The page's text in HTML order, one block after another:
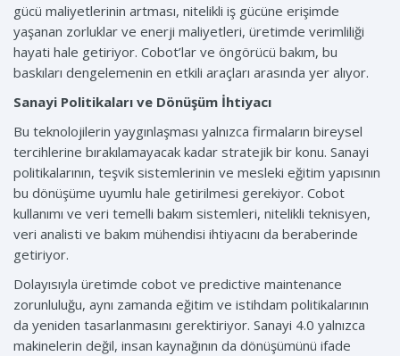
gücü maliyetlerinin artması, nitelikli iş gücüne erişimde
yaşanan zorluklar ve enerji maliyetleri, üretimde verimliliği
hayati hale getiriyor. Cobot’lar ve öngörücü bakım, bu
baskıları dengelemenin en etkili araçları arasında yer alıyor.
Sanayi Politikaları ve Dönüşüm İhtiyacı
Bu teknolojilerin yaygınlaşması yalnızca firmaların bireysel
tercihlerine bırakılamayacak kadar stratejik bir konu. Sanayi
politikalarının, teşvik sistemlerinin ve mesleki eğitim yapısının
bu dönüşüme uyumlu hale getirilmesi gerekiyor. Cobot
kullanımı ve veri temelli bakım sistemleri, nitelikli teknisyen,
veri analisti ve bakım mühendisi ihtiyacını da beraberinde
getiriyor.
Dolayısıyla üretimde cobot ve predictive maintenance
zorunluluğu, aynı zamanda eğitim ve istihdam politikalarının
da yeniden tasarlanmasını gerektiriyor. Sanayi 4.0 yalnızca
makinelerin değil, insan kaynağının da dönüşümünü ifade